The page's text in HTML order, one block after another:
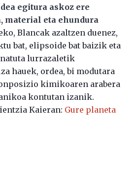
egitura askoz ere
material eta ehundura
Blancak azaltzen duenez,
bat, elipsoide bat baizik eta
lurrazaletik
hauek, ordea, bi modutara
kimikoaren arabera
kontutan izanik.
Kaieran: Gure planeta